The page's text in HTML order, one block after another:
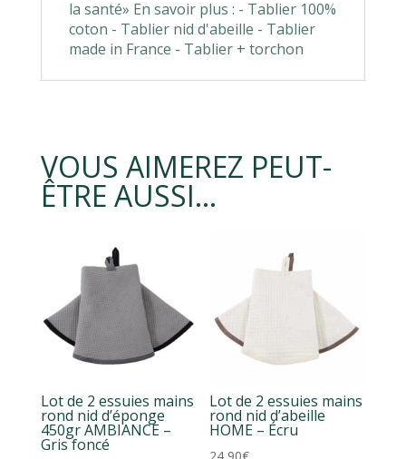
la santé» En savoir plus : - Tablier 100%
coton - Tablier nid d'abeille - Tablier
made in France - Tablier + torchon
VOUS AIMEREZ PEUT-
ÊTRE AUSSI…
Lot de 2 essuies mains
rond nid d’éponge
450gr AMBIANCE –
Gris foncé
Lot de 2 essuies mains
rond nid d’abeille
HOME – Écru